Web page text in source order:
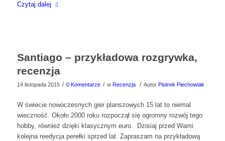
Czytaj dalej
Santiago – przykładowa rozgrywka,
recenzja
14 listopada 2015 / 0 Komentarze / w Recenzja / Autor Piotrek Piechowiak
W świecie nowoczesnych gier planszowych 15 lat to niemal
wieczność. Około 2000 roku rozpoczął się ogromny rozwój tego
hobby, również dzięki klasycznym euro. Dzisiaj przed Wami
kolejna reedycja perełki sprzed lat. Zapraszam na przykładową